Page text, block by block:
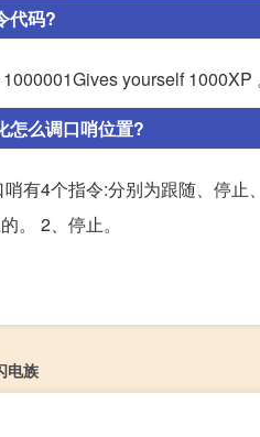
代码?
yourself 1000XP
怎么调口哨位置?
有4个指令:分别为跟随、停
。 2、停止。
电族